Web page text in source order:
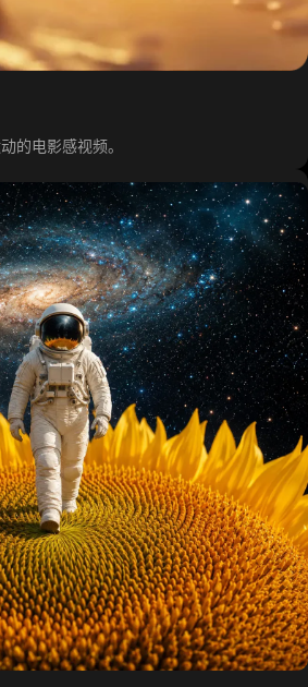
的电影感视频。